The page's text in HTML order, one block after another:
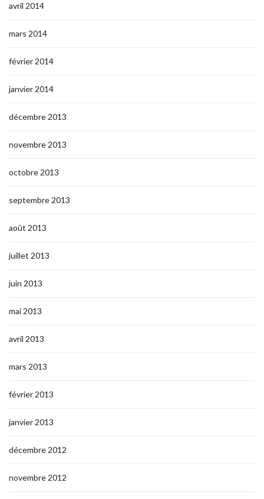
avril 2014
mars 2014
février 2014
janvier 2014
décembre 2013
novembre 2013
octobre 2013
septembre 2013
août 2013
juillet 2013
juin 2013
mai 2013
avril 2013
mars 2013
février 2013
janvier 2013
décembre 2012
novembre 2012